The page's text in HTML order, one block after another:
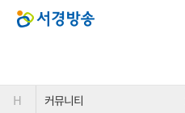
H 커뮤니티